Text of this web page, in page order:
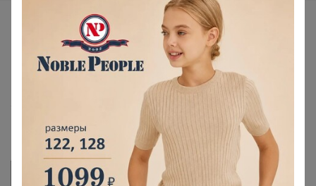
Начать зарабатывать с 24-ok
Picabox.ru - Лучшее место для ваших изображений
Розыгрыш - Генератор случайных чисел
Пульс нашего маркетплейса